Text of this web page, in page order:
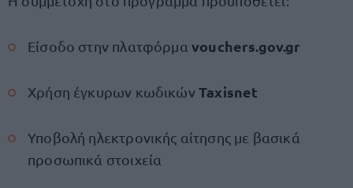
Είσοδο στην πλατφόρμα vouchers.gov.gr
Χρήση έγκυρων κωδικώνTaxisnet
Υποβολή ηλεκτρονικής αίτησης με βασικά
προσωπικά στοιχεία